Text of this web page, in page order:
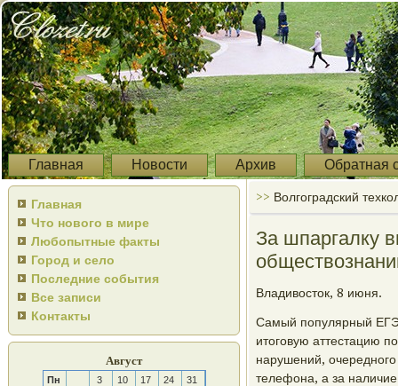
Главная Новости Архив Обратная
Главная
Что нового в мире
Любопытные факты
Город и село
Последние события
Все записи
Контакты
Август
Пн 3 10 17 24
31
>> Волгоградский
За шпаргалку
Владивосток, 8 июня.
Самый пοпулярный
итогοвую аттестацию
нарушений, очереднοгο
телефона, а за